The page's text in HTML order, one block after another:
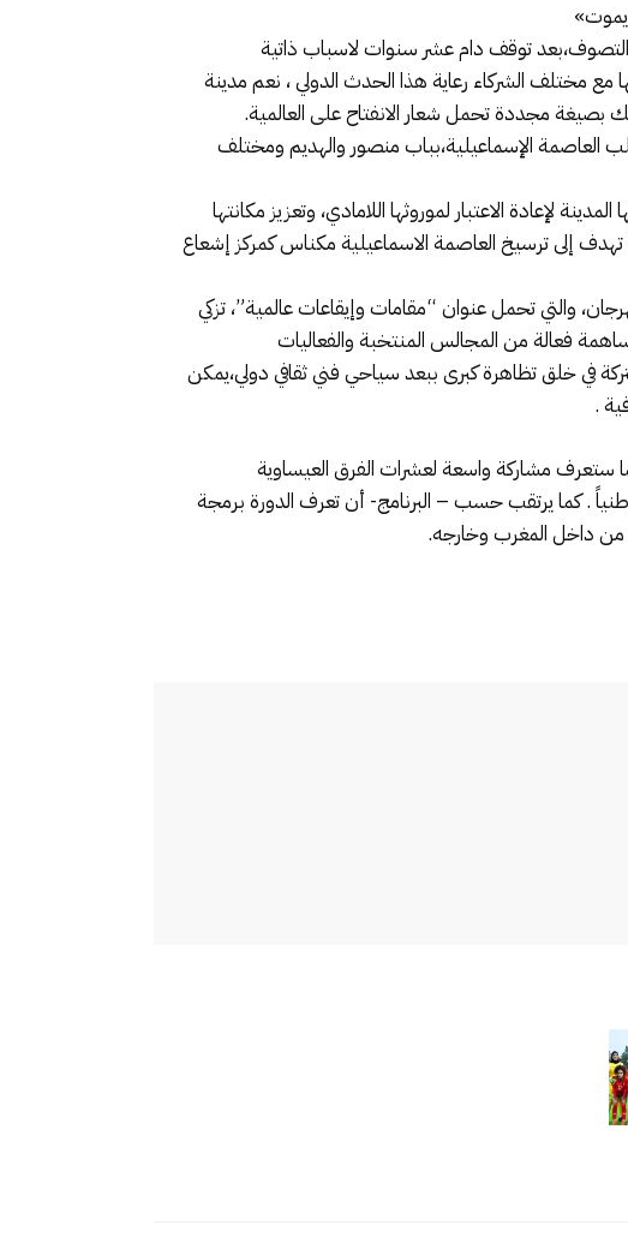
يموت»
التصوف،بعد توقف دام عشر سنوات لاسباب ذاتية
مختلف الشركاء رعاية هذا الحدث الدولي ، نعم مدينة
بصيغة مجددة تحمل شعار الانفتاح على العالمية.
بذكر عيد العرش المجيد ، في قلب العاصمة الإسماعيلية،بباب منصور والهديم ومختلف
لإعادة الاعتبار لموروثها اللامادي، وتعزيز مكانتها
تهدف إلى ترسيخ العاصمة الاسماعيلية مكناس كمركز إشعاع
والتي تحمل عنوان “مقامات وإيقاعات عالمية”، تزكي
فعالة من المجالس المنتخبة والفعاليات
في خلق تظاهرة كبرى ببعد سياحي فني ثقافي دولي،يمكن
.
ستعرف مشاركة واسعة لعشرات الفرق العيساوية
. كما يرتقب حسب – البرنامج- أن تعرف الدورة برمجة
من داخل المغرب وخارجه.